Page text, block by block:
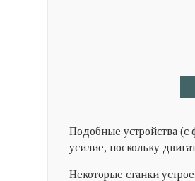
Подобные устройства
усилие, поскольку
Некоторые станки